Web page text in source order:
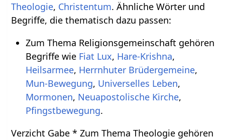
Theologie, Christentum. Ähnliche Wörter und
Begriffe, die thematisch dazu passen:
Zum Thema Religionsgemeinschaft gehören
Begriffe wie Fiat Lux, Hare-Krishna,
Heilsarmee, Herrnhuter Brüdergemeine,
Mun-Bewegung, Universelles Leben,
Mormonen, Neuapostolische Kirche,
Pfingstbewegung.
Verzicht Gabe * Zum Thema Theologie gehören